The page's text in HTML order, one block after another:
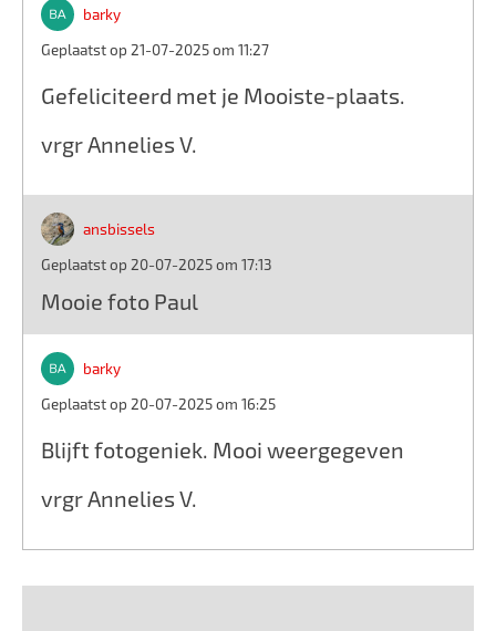
barky
Geplaatst op 21-07-2025 om 11:27
Gefeliciteerd met je Mooiste-plaats.
vrgr Annelies V.
ansbissels
Geplaatst op 20-07-2025 om 17:13
Mooie foto Paul
barky
Geplaatst op 20-07-2025 om 16:25
Blijft fotogeniek. Mooi weergegeven
vrgr Annelies V.